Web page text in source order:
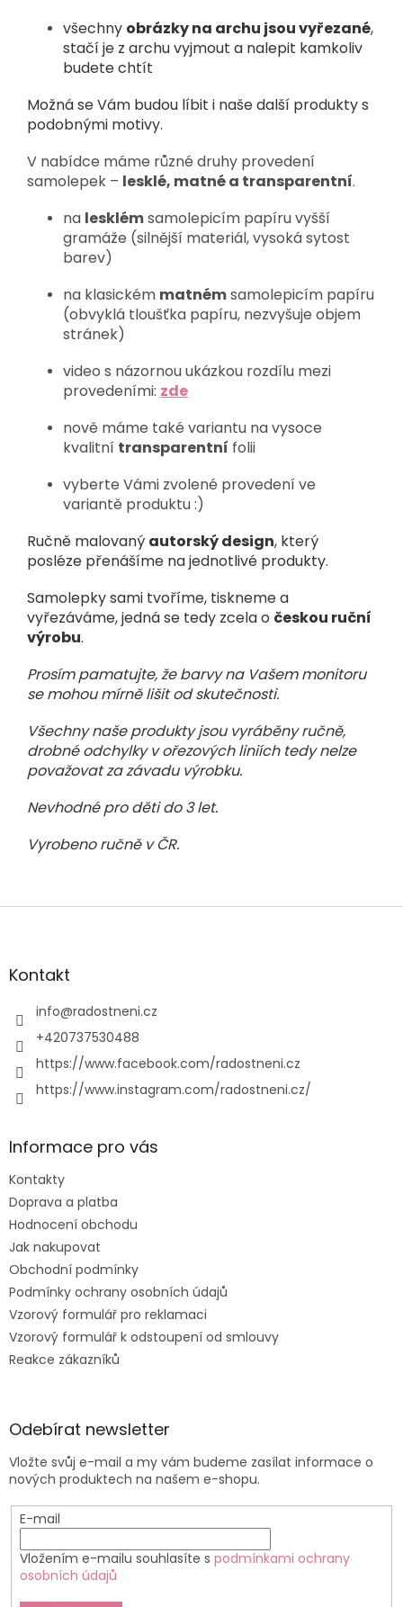
všechny obrázky na archu jsou vyřezané,
stačí je z archu vyjmout a nalepit kamkoliv
budete chtít
Možná se Vám budou líbit i naše další produkty s
podobnými motivy.
V nabídce máme různé druhy provedení
samolepek – lesklé, matné a transparentní.
na lesklémsamolepicím papíru vyšší
gramáže (silnější materiál, vysoká sytost
barev)
na klasickém matnémsamolepicím papíru
(obvyklá tloušťka papíru, nezvyšuje objem
stránek)
video s názornou ukázkou rozdílu mezi
provedeními: zde
nově máme také variantu na vysoce
kvalitní transparentní folii
vyberte Vámi zvolené provedení ve
variantě produktu :)
Ručně malovaný autorský design, který
posléze přenášíme na jednotlivé produkty.
Samolepky sami tvoříme, tiskneme a
vyřezáváme, jedná se tedy zcela o českou ruční
výrobu.
Prosím pamatujte, že barvy na Vašem monitoru
se mohou mírně lišit od skutečnosti.
Všechny naše produkty jsou vyráběny ručně,
drobné odchylky v ořezových liniích tedy nelze
považovat za závadu výrobku.
Nevhodné pro děti do 3 let.
Vyrobeno ručně v ČR.
Z
aKontakt
info@radostneni.cz
+420737530488
https://www.facebook.com/radostneni.cz
https://www.instagram.com/radostneni.cz/
Informace pro vás
Kontakty
Doprava a platba
Hodnocení obchodu
Jak nakupovat
Obchodní podmínky
Podmínky ochrany osobních údajů
Vzorový formulář pro reklamaci
Vzorový formulář k odstoupení od smlouvy
Reakce zákazníků
Odebírat newsletter
Vložte svůj e-mail a my vám budeme zasílat informace o
nových produktech na našem e-shopu.
E-mail
Vložením e-mailu souhlasíte s podmínkami ochrany
osobních údajů